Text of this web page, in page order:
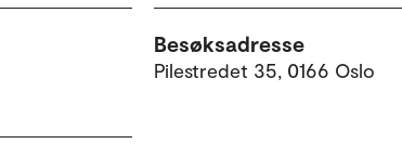
Besøksadresse
Pilestredet 35, 0166 Oslo